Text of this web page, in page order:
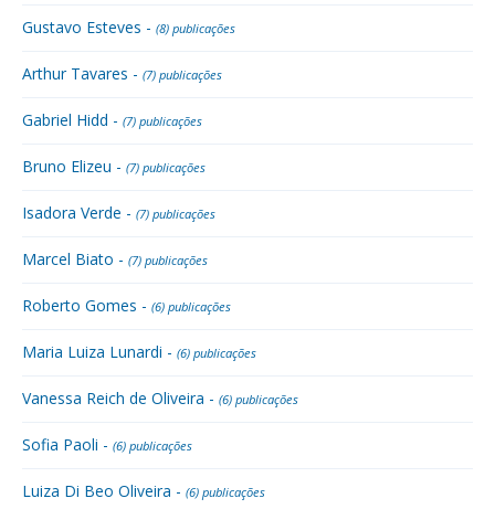
Gustavo Esteves - (8) publicações
Arthur Tavares - (7) publicações
Gabriel Hidd - (7) publicações
Bruno Elizeu - (7) publicações
Isadora Verde - (7) publicações
Marcel Biato - (7) publicações
Roberto Gomes - (6) publicações
Maria Luiza Lunardi - (6) publicações
Vanessa Reich de Oliveira - (6) publicações
Sofia Paoli - (6) publicações
Luiza Di Beo Oliveira - (6) publicações